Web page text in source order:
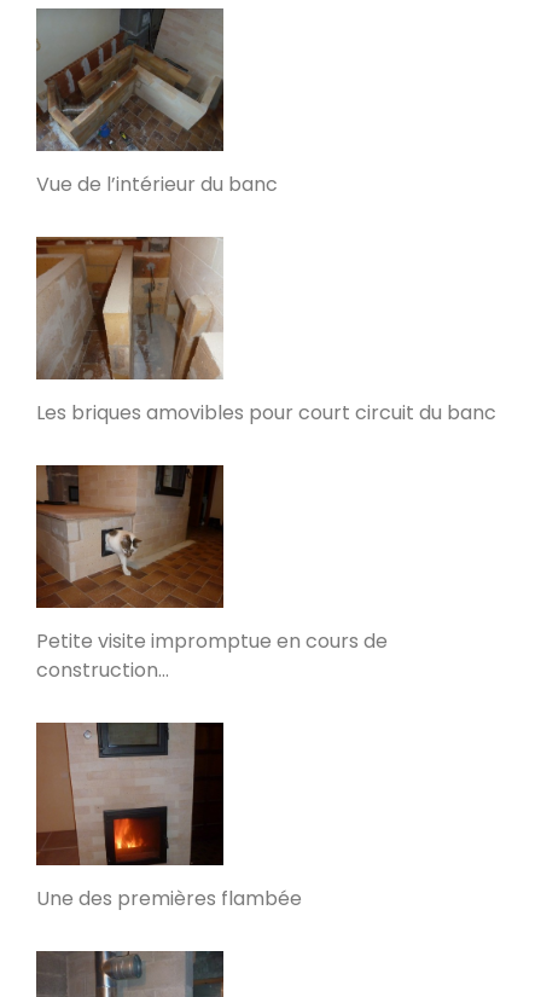
Poële Oxalibre L
Saint-Flour-l'Étang 63520
Un traversant à Triors
Triors 26750
Oxalibre M avec range buches et
manchon UZUME
Emmerin 59320
Oxalibre L ferronnerie Uzume
La Chapelle-Agnon 63590
Poêle de masse â Ivry sur Seine
Ivry-sur-Seine 94200
Oxalis à Libourne
Libourne 33500
Poêle Oxalis L
Saint-Seine-sur-Vingeanne 21610
La Fayolle
Autrans 38880
Poêle de masse L en Mayenne
Loiron-Ruillé 53320
Vue de l’intérieur du banc
Les briques amovibles pour court circuit du banc
Petite visite impromptue en cours de
construction…
Une des premières flambée